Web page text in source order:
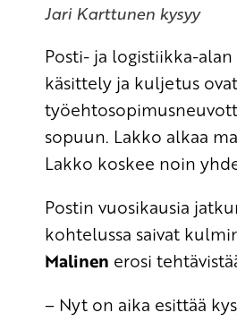
Jari Karttunen kysyy
Posti- ja logistiikka-
käsittely ja kuljetus
sopuun. Lakko alkaa
Lakko koskee noin
Postin vuosikausia
kohtelussa saivat
Malinen erosi
– Nyt on aika esittää